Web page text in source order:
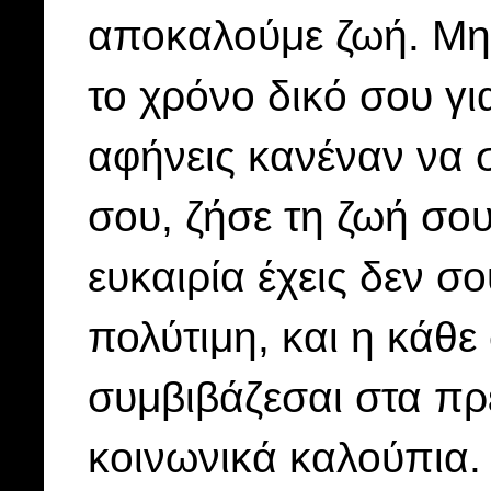
αποκαλούμε ζωή. Μη
το χρόνο δικό σου
αφήνεις κανέναν να
σου, ζήσε τη ζωή σου
ευκαιρία έχεις δεν
πολύτιμη, και η
συμβιβάζεσαι στα
κοινωνικά